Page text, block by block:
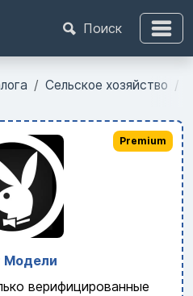
Поиск
Сельское хозяйство
Модели
верифицированные
Premium